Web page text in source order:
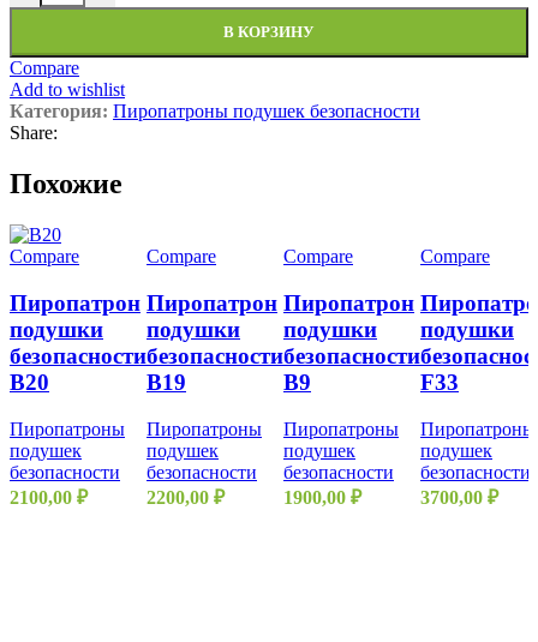
В КОРЗИНУ
Compare
Add to wishlist
Категория: Пиропатроны подушек безопасности
Share:
Похожие
Compare
Пиропатрон
подушки
безопасности
B20
Пиропатроны
подушек
безопасности
2100,00 ₽
Compare
Пиропатрон
подушки
безопасности
B19
Пиропатроны
подушек
безопасности
2200,00 ₽
Compare
Пиропатрон
подушки
безопасности
B9
Пиропатроны
подушек
безопасности
1900,00 ₽
Compare
подушки
F33
Пиропатроны
подушек
безопасности
3700,00 ₽